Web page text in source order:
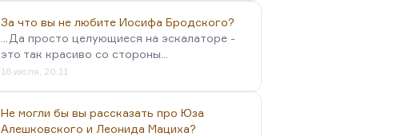
За что вы не любите Иосифа Бродского?
...Да просто целующиеся на эскалаторе -
это так красиво со стороны...
16 июля, 20:11
Не могли бы вы рассказать про Юза
Алешковского и Леонида Мациха?